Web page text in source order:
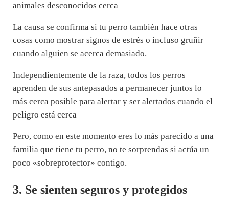
animales desconocidos cerca
La causa se confirma si tu perro también hace otras
cosas como mostrar signos de estrés o incluso gruñir
cuando alguien se acerca demasiado.
Independientemente de la raza, todos los perros
aprenden de sus antepasados a permanecer juntos lo
más cerca posible para alertar y ser alertados cuando el
peligro está cerca
Pero, como en este momento eres lo más parecido a una
familia que tiene tu perro, no te sorprendas si actúa un
poco «sobreprotector» contigo.
3. Se sienten seguros y protegidos